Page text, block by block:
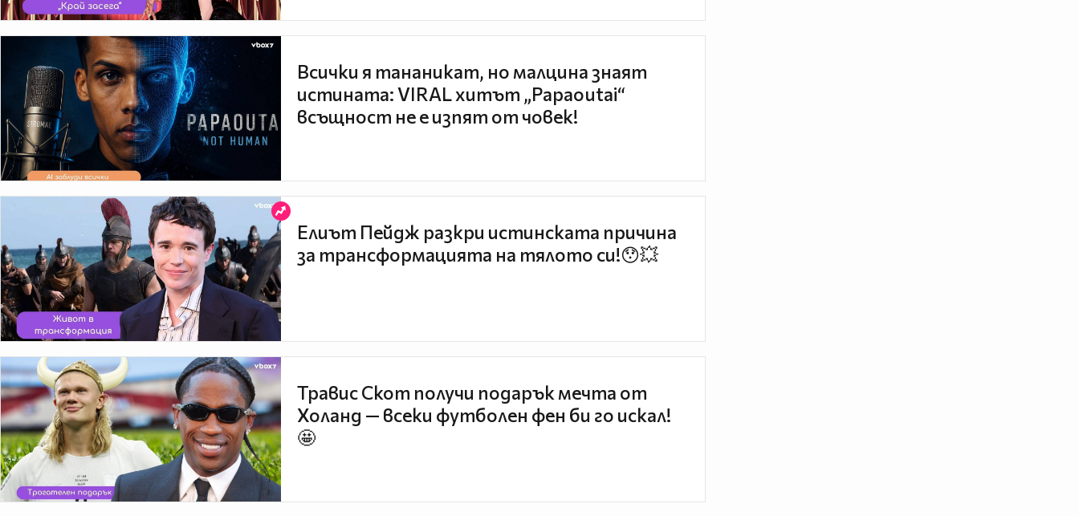
Всички я тананикат, но малцина знаят
истината: VIRAL хитът „Papaoutai“
всъщност не е изпят от човек!
Елиът Пейдж разкри истинската причина
за трансформацията на тялото си!😯💥
Травис Скот получи подарък мечта от
Холанд — всеки футболен фен би го искал!
🤩